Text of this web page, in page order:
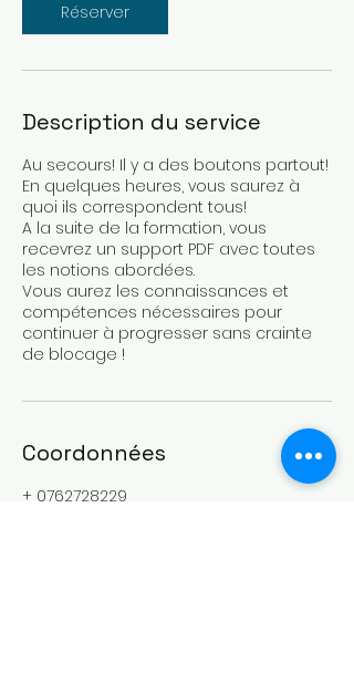
Réserver
Description du service
Au secours! Il y a des boutons partout!
En quelques heures, vous saurez à
quoi ils correspondent tous!
A la suite de la formation, vous
recevrez un support PDF avec toutes
les notions abordées.
Vous aurez les connaissances et
compétences nécessaires pour
continuer à progresser sans crainte
de blocage !
Coordonnées
+ 0762728229